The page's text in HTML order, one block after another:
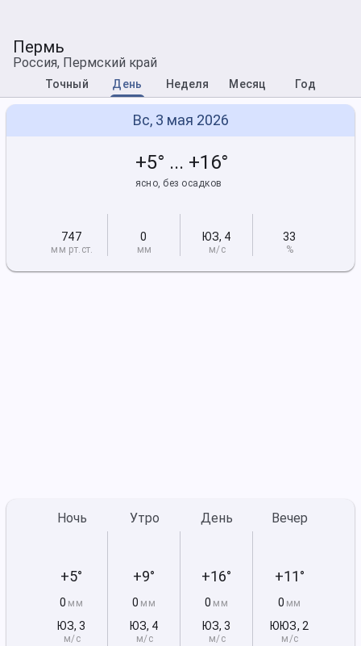
Пермь
Россия, Пермский край
Точный День Неделя Месяц Год
Вс, 3 мая 2026
+5° ... +16°
ясно, без осадков
747
мм рт.ст.
0
мм
ЮЗ, 4
м/с
33
%
Ночь
+5°
0 мм
ЮЗ,3
м/с
Утро
+9°
0 мм
ЮЗ, 4
м/с
День
+16°
0 мм
ЮЗ,3
м/с
Вечер
+11°
0 мм
ЮЮЗ, 2
м/с